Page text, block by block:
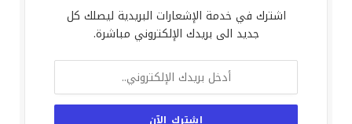
اشترك في خدمة الإشعارات البريدية ليصلك كل
جديد الى بريدك الإلكتروني مباشرة.